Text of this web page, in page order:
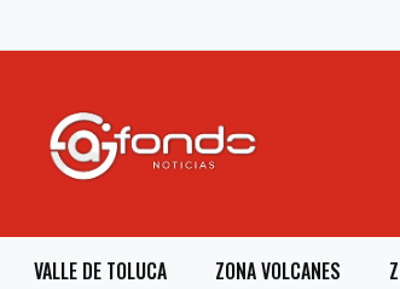
VALLE DE TOLUCA ZONA VOLCANES